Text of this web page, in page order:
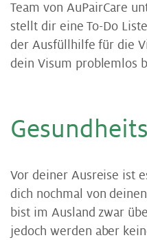
Team von AuPairCare
stellt dir eine To-Do
der Ausfüllhilfe für die
dein Visum problemlos
Vor deiner Ausreise ist
dich nochmal von
bist im Ausland zwar
jedoch werden aber